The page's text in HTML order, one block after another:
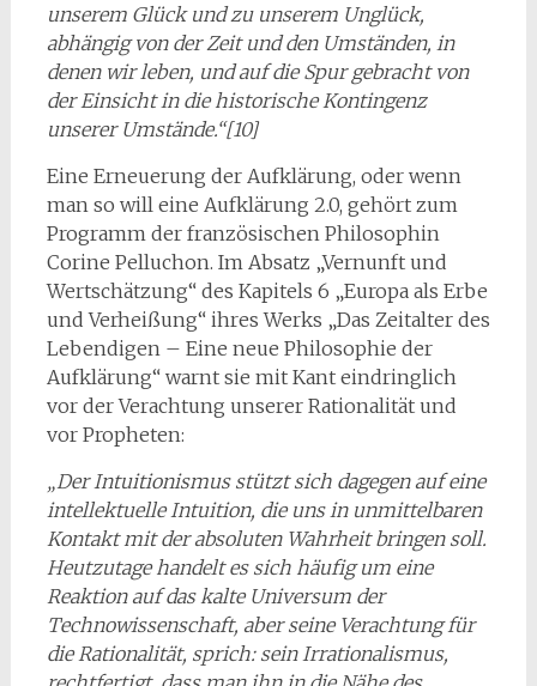
unserem Glück und zu unserem Unglück,
abhängig von der Zeit und den Umständen, in
denen wir leben, und auf die Spur gebracht von
der Einsicht in die historische Kontingenz
unserer Umstände.“[10]
Eine Erneuerung der Aufklärung, oder wenn
man so will eine Aufklärung 2.0, gehört zum
Programm der französischen Philosophin
Corine Pelluchon. Im Absatz „Vernunft und
Wertschätzung“ des Kapitels 6 „Europa als Erbe
und Verheißung“ ihres Werks „Das Zeitalter des
Lebendigen – Eine neue Philosophie der
Aufklärung“ warnt sie mit Kant eindringlich
vor der Verachtung unserer Rationalität und
vor Propheten:
„Der Intuitionismus stützt sich dagegen auf eine
intellektuelle Intuition, die uns in unmittelbaren
Kontakt mit der absoluten Wahrheit bringen soll.
Heutzutage handelt es sich häufig um eine
Reaktion auf das kalte Universum der
Technowissenschaft, aber seine Verachtung für
die Rationalität, sprich: sein Irrationalismus,